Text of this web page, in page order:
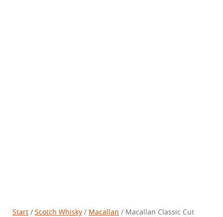
Start / Scotch Whisky / Macallan / Macallan Classic Cut